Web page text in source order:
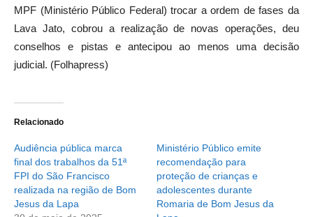
MPF (Ministério Público Federal) trocar a ordem de fases da
Lava Jato, cobrou a realização de novas operações, deu
conselhos e pistas e antecipou ao menos uma decisão
judicial. (Folhapress)
Relacionado
Audiência pública marca
final dos trabalhos da 51ª
FPI do São Francisco
realizada na região de Bom
Jesus da Lapa
Ministério Público emite
recomendação para
proteção de crianças e
adolescentes durante
Romaria de Bom Jesus da